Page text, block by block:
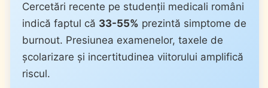
Cercetări recente pe studenții medicali români
indică faptul că 33-55% prezintă simptome de
burnout. Presiunea examenelor, taxele de
școlarizare și incertitudinea viitorului amplifică
riscul.